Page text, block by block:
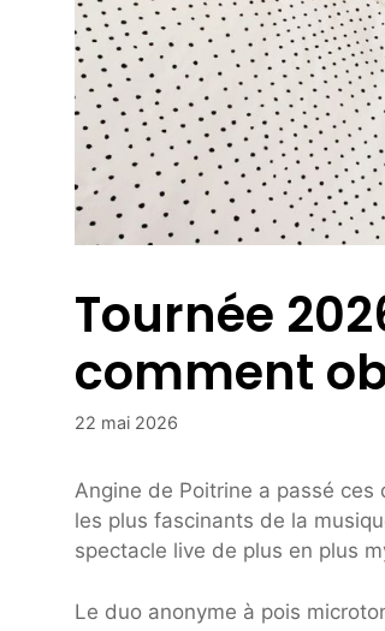
Tournée
comment
22 mai 2026
Angine de Poitrine a passé
les plus fascinants de la
spectacle live de plus en plus
Le duo anonyme à pois